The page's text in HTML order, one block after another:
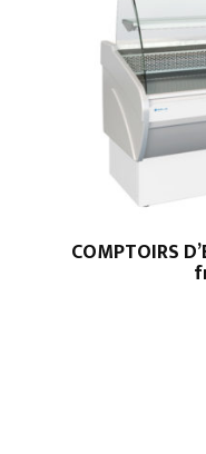
COMPTOIRS